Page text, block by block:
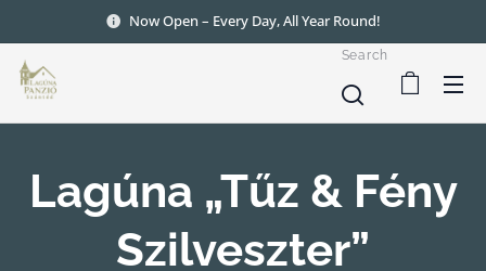
Now Open – Every Day, All Year Round!
Search
Lagúna „Tűz & Fény
Szilveszter”